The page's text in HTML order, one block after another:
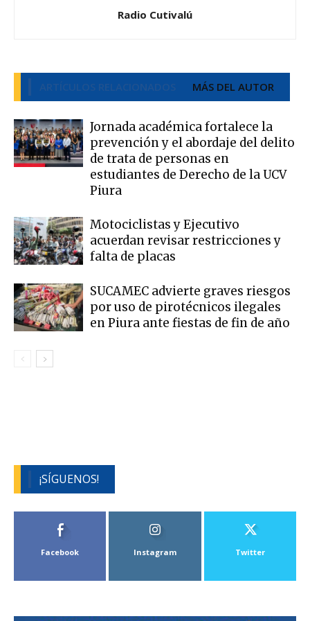
Radio Cutivalú
ARTÍCULOS RELACIONADOS MÁS DEL AUTOR
Jornada académica fortalece la
prevención y el abordaje del delito
de trata de personas en
estudiantes de Derecho de la UCV
Piura
Motociclistas y Ejecutivo
acuerdan revisar restricciones y
falta de placas
SUCAMEC advierte graves riesgos
por uso de pirotécnicos ilegales
en Piura ante fiestas de fin de año
¡SÍGUENOS!